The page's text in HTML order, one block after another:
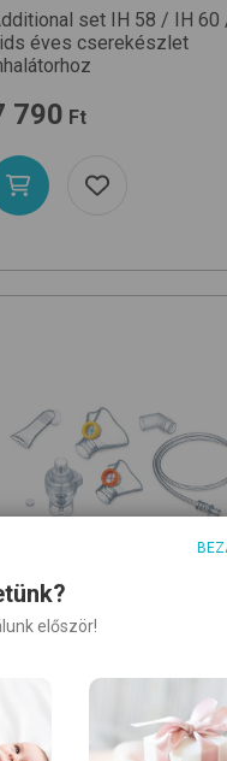
set IH 58 / IH 60
éves cserekészlet
790 Ft
cserekészlet inhalátorhoz
290 Ft
először!